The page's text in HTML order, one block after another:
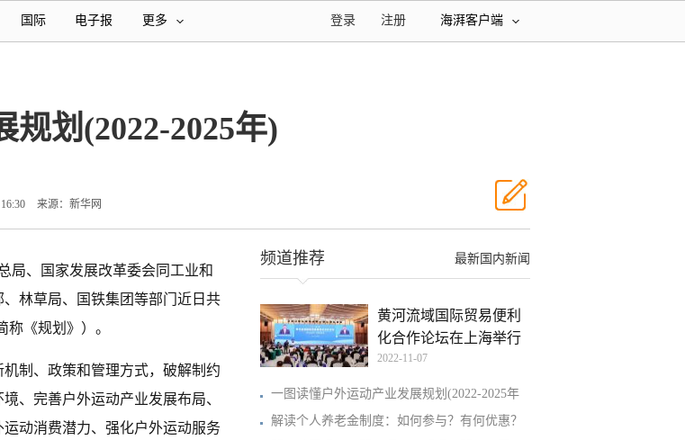
国际 电子报 更多 海湃客户端
注册
登录
划(2022-2025年)
来源：新华网
局、国家发展改革委会同工业和
林草局、国铁集团等部门近日共
称《规划》）。
制、政策和管理方式，破解制约
、完善户外运动产业发展布局、
动消费潜力、强化户外运动服务
最新国内新闻
频道推荐
黄河流域国际贸易便利
化合作论坛在上海举行
2022-11-07
一图读懂户外运动产业发展规划(2022-2025年
解读个人养老金制度：如何参与？有何优惠？